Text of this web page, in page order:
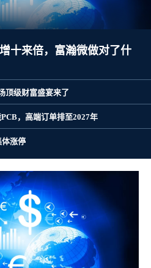
十来倍，富瀚微做对了什
顶级财富盛宴来了
，高端订单排至2027年
体涨停